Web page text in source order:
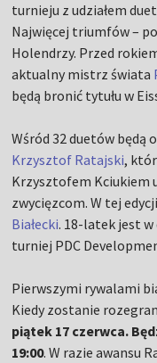
turnieju z udziałem
Najwięcej triumfów –
Holendrzy. Przed
aktualny mistrz świata
będą bronić tytułu w
Wśród 32 duetów będą
Krzysztof Ratajski,
Krzysztofem Kciukiem
zwycięzcom. W tej
Białecki. 18-latek jest w
turniej PDC
Pierwszymi rywalami
Kiedy zostanie
piątek 17 czerwca.
19:00. W razie awansu